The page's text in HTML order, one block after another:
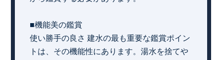
■機能美の鑑賞
使い勝手の良さ 建水の最も重要な鑑賞ポイン
トは、その機能性にあります。湯水を捨てや